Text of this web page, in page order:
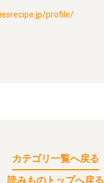
profile/
カテゴリ一覧へ戻る
読みものトップへ戻る